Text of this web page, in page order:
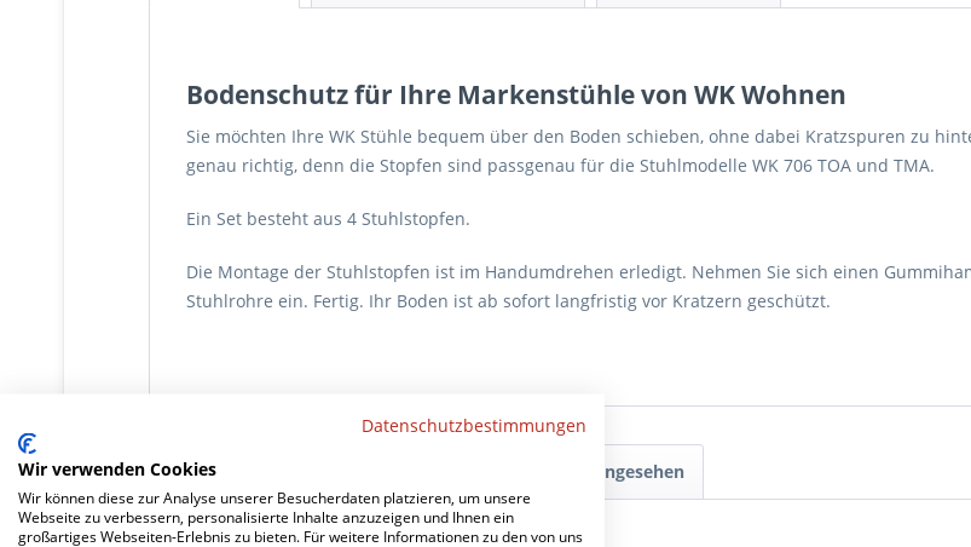
Bodenschutz für Ihre Markenstühle von WK Wohnen
Sie möchten Ihre WK Stühle bequem über den Boden schieben, ohne dabei Kratzspuren zu
genau richtig, denn die Stopfen sind passgenau für die Stuhlmodelle WK 706 TOA und TMA.
Ein Set besteht aus 4 Stuhlstopfen.
Die Montage der Stuhlstopfen ist im Handumdrehen erledigt. Nehmen Sie sich einen
Stuhlrohre ein. Fertig. Ihr Boden ist ab sofort langfristig vor Kratzern geschützt.
Werkzeuge Kunden haben sich ebenfalls angesehen
Datenschutzbestimmungen
Wir verwenden Cookies
Wir können diese zur Analyse unserer Besucherdaten platzieren, um unsere
Webseite zu verbessern, personalisierte Inhalte anzuzeigen und Ihnen ein
großartiges Webseiten-Erlebnis zu bieten. Für weitere Informationen zu den von uns